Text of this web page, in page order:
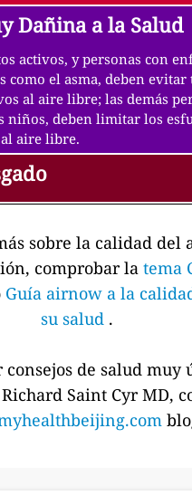
Dañina a la Salud
activos, y personas con
como el asma, deben evitar
al aire libre; las demás
niños, deben limitar los
aire libre.
sobre la calidad del
comprobar la tema
Guía airnow a la
su salud .
consejos de salud muy
Saint Cyr MD,